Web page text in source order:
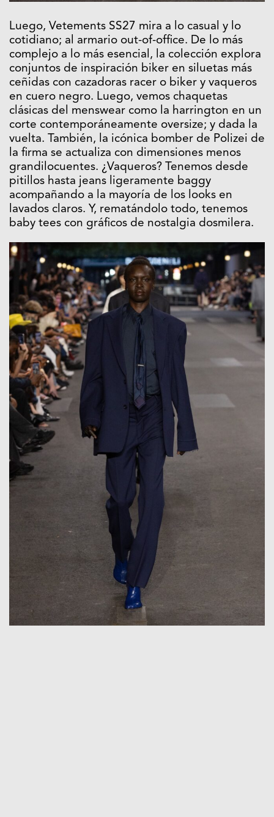
Luego, Vetements SS27 mira a lo casual y lo
cotidiano; al armario out-of-office. De lo más
complejo a lo más esencial, la colección explora
conjuntos de inspiración biker en siluetas más
ceñidas con cazadoras racer o biker y vaqueros
en cuero negro. Luego, vemos chaquetas
clásicas del menswear como la harrington en un
corte contemporáneamente oversize; y dada la
vuelta. También, la icónica bomber de Polizei de
la firma se actualiza con dimensiones menos
grandilocuentes. ¿Vaqueros? Tenemos desde
pitillos hasta jeans ligeramente baggy
acompañando a la mayoría de los looks en
lavados claros. Y, rematándolo todo, tenemos
baby tees con gráficos de nostalgia dosmilera.